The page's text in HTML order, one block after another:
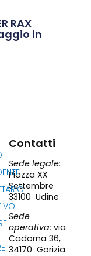
RAX
in
Contatti
Sede legale:
Piazza XX
Settembre
33100 Udine
Sede
operativa: via
Cadorna 36,
34170 Gorizia